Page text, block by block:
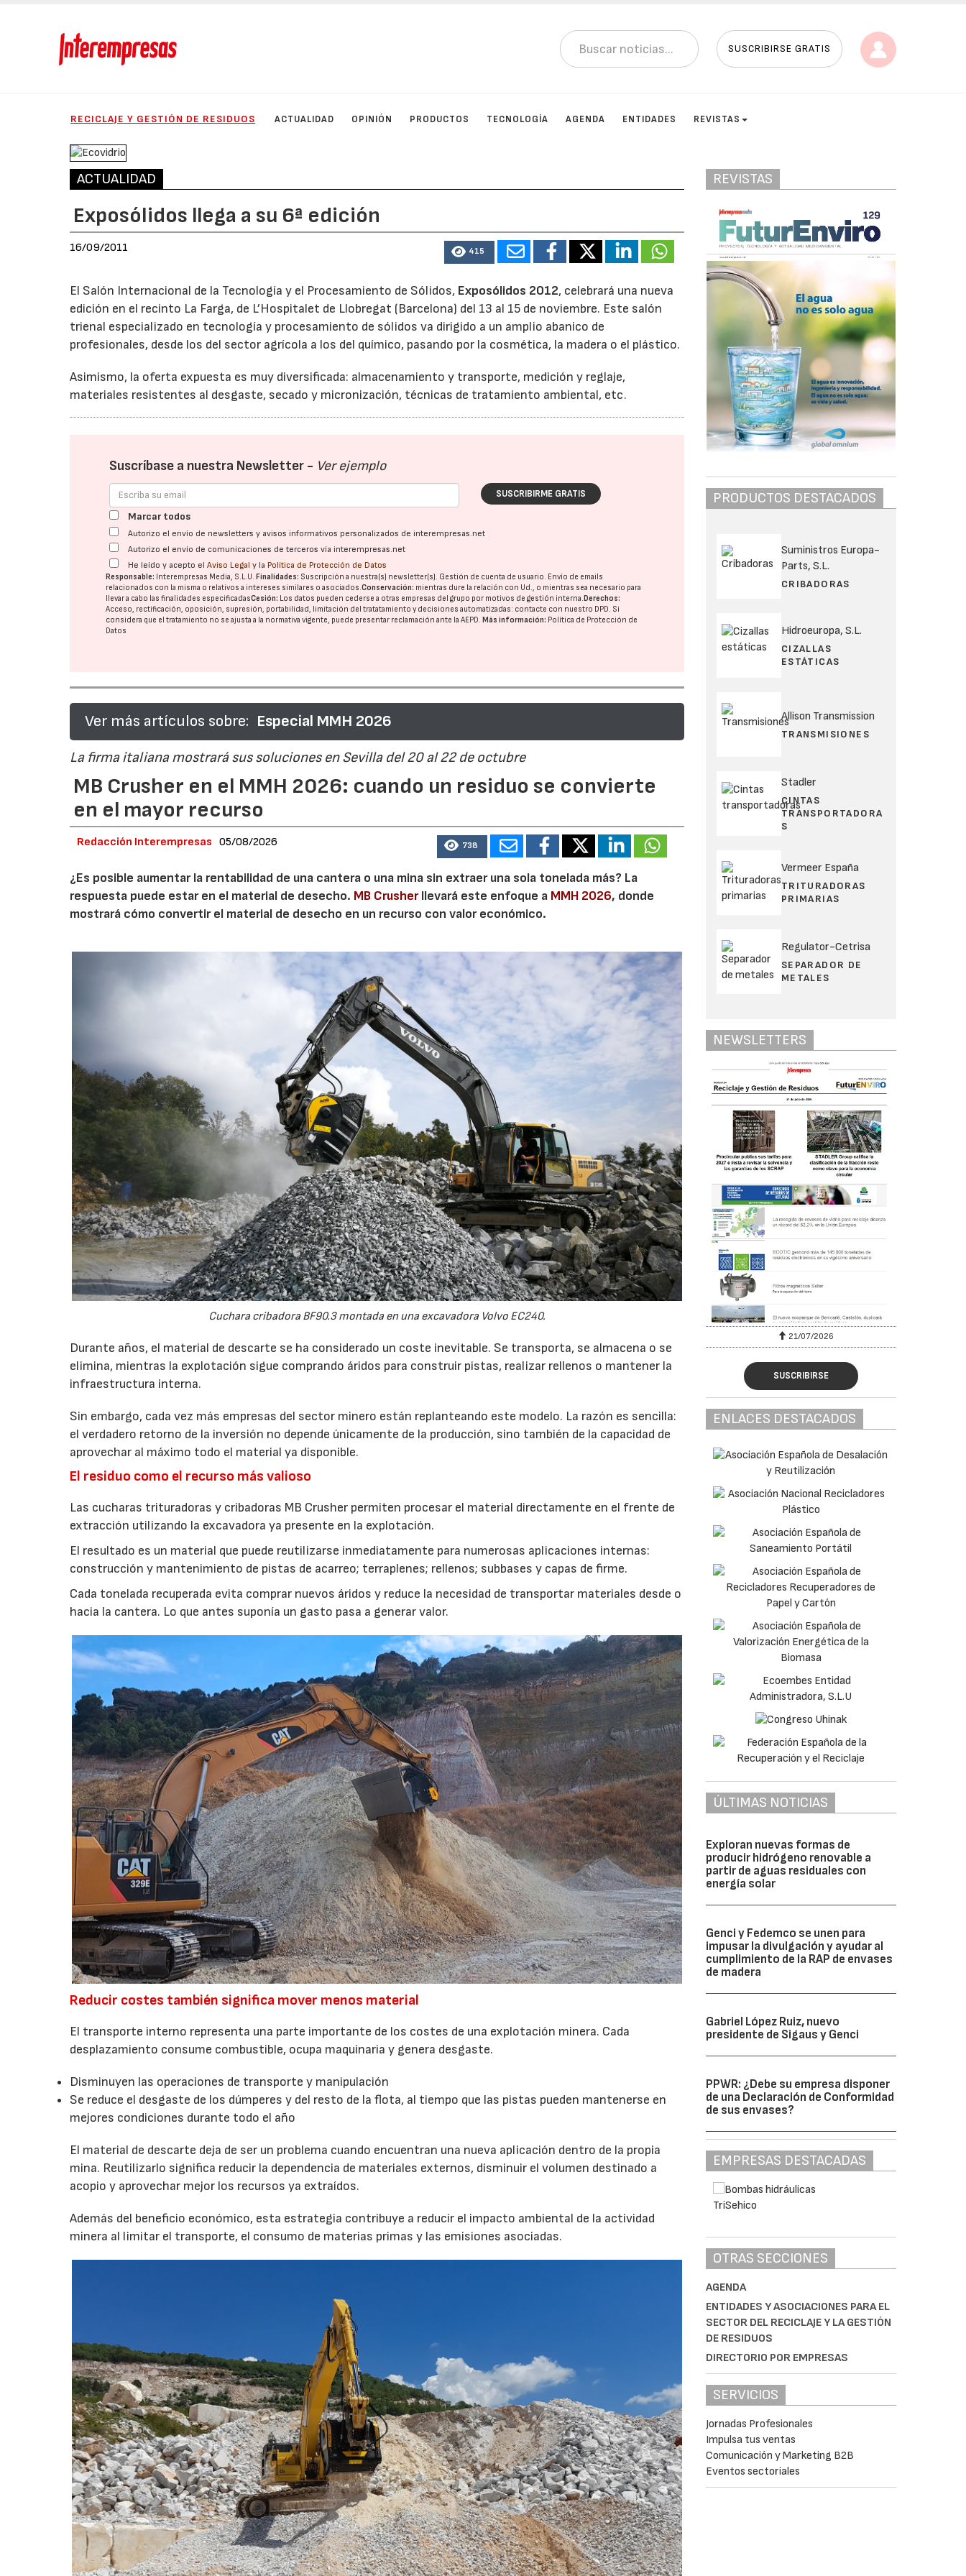
SUSCRIBIRSE GRATIS
RECICLAJE Y GESTIÓN DE RESIDUOS ACTUALIDAD OPINIÓN PRODUCTOS TECNOLOGÍA AGENDA ENTIDADES REVISTAS
ACTUALIDAD
Exposólidos llega a su 6ª edición
16/09/2011 415
El Salón Internacional de la Tecnología y el Procesamiento de Sólidos, Exposólidos 2012, celebrará una nueva
edición en el recinto La Farga, de L’Hospitalet de Llobregat (Barcelona) del 13 al 15 de noviembre. Este salón
trienal especializado en tecnología y procesamiento de sólidos va dirigido a un amplio abanico de
profesionales, desde los del sector agrícola a los del químico, pasando por la cosmética, la madera o el plástico.
Asimismo, la oferta expuesta es muy diversificada: almacenamiento y transporte, medición y reglaje,
materiales resistentes al desgaste, secado y micronización, técnicas de tratamiento ambiental, etc.
Suscríbase a nuestra Newsletter - Ver ejemplo
SUSCRIBIRME GRATIS
Marcar todos
Autorizo el envío de newsletters y avisos informativos personalizados de interempresas.net
Autorizo el envío de comunicaciones de terceros vía interempresas.net
He leído y acepto elAviso Legal y la Política de Protección de Datos
Responsable: Interempresas Media, S.L.U.Finalidades: Suscripción a nuestra(s) newsletter(s). Gestión de cuenta de usuario. Envío de emails
relacionados con la misma o relativos a intereses similares o asociados.Conservación: mientras dure la relación con Ud., o mientras sea necesario para
llevar a cabo las finalidades especificadasCesión: Los datos pueden cederse a otras empresas del grupo por motivos de gestión interna.Derechos:
Acceso, rectificación, oposición, supresión, portabilidad, limitación del tratatamiento y decisiones automatizadas: contacte con nuestro DPD. Si
considera que el tratamiento no se ajusta a la normativa vigente, puede presentar reclamación ante laAEPD.Más información: Política de Protección de
Datos
Ver más artículos sobre: Especial MMH 2026
La firma italiana mostrará sus soluciones en Sevilla del 20 al 22 de octubre
MB Crusher en el MMH 2026: cuando un residuo se convierte
en el mayor recurso
Redacción Interempresas 05/08/2026 738
¿Es posible aumentar la rentabilidad de una cantera o una mina sin extraer una sola tonelada más? La
respuesta puede estar en el material de desecho. MB Crusherllevará este enfoque a MMH 2026, donde
mostrará cómo convertir el material de desecho en un recurso con valor económico.
Cuchara cribadora BF90.3 montada en una excavadora Volvo EC240.
Durante años, el material de descarte se ha considerado un coste inevitable. Se transporta, se almacena o se
elimina, mientras la explotación sigue comprando áridos para construir pistas, realizar rellenos o mantener la
infraestructura interna.
Sin embargo, cada vez más empresas del sector minero están replanteando este modelo. La razón es sencilla:
el verdadero retorno de la inversión no depende únicamente de la producción, sino también de la capacidad de
aprovechar al máximo todo el material ya disponible.
El residuo como el recurso más valioso
Las cucharas trituradoras y cribadoras MB Crusher permiten procesar el material directamente en el frente de
extracción utilizando la excavadora ya presente en la explotación.
El resultado es un material que puede reutilizarse inmediatamente para numerosas aplicaciones internas:
construcción y mantenimiento de pistas de acarreo; terraplenes; rellenos; subbases y capas de firme.
Cada tonelada recuperada evita comprar nuevos áridos y reduce la necesidad de transportar materiales desde o
hacia la cantera. Lo que antes suponía un gasto pasa a generar valor.
Reducir costes también significa mover menos material
El transporte interno representa una parte importante de los costes de una explotación minera. Cada
desplazamiento consume combustible, ocupa maquinaria y genera desgaste.
Disminuyen las operaciones de transporte y manipulación
Se reduce el desgaste de los dúmperes y del resto de la flota, al tiempo que las pistas pueden mantenerse en
mejores condiciones durante todo el año
El material de descarte deja de ser un problema cuando encuentran una nueva aplicación dentro de la propia
mina. Reutilizarlo significa reducir la dependencia de materiales externos, disminuir el volumen destinado a
acopio y aprovechar mejor los recursos ya extraídos.
Además del beneficio económico, esta estrategia contribuye a reducir el impacto ambiental de la actividad
minera al limitar el transporte, el consumo de materias primas y las emisiones asociadas.
REVISTAS
PRODUCTOS DESTACADOS
Suministros Europa-
Parts, S.L.
CRIBADORAS
Hidroeuropa, S.L.
CIZALLAS
ESTÁTICAS
Allison Transmission
TRANSMISIONES
Stadler
CINTAS
TRANSPORTADORA
S
Vermeer España
TRITURADORAS
PRIMARIAS
Regulator-Cetrisa
SEPARADOR DE
METALES
NEWSLETTERS
21/07/2026
SUSCRIBIRSE
ENLACES DESTACADOS
ÚLTIMAS NOTICIAS
Exploran nuevas formas de
producir hidrógeno renovable a
partir de aguas residuales con
energía solar
Genci y Fedemco se unen para
impusar la divulgación y ayudar al
cumplimiento de la RAP de envases
de madera
Gabriel López Ruiz, nuevo
presidente de Sigaus y Genci
PPWR: ¿Debe su empresa disponer
de una Declaración de Conformidad
de sus envases?
EMPRESAS DESTACADAS
OTRAS SECCIONES
AGENDA
ENTIDADES Y ASOCIACIONES PARA EL
SECTOR DEL RECICLAJE Y LA GESTIÓN
DE RESIDUOS
DIRECTORIO POR EMPRESAS
SERVICIOS
Jornadas Profesionales
Impulsa tus ventas
Comunicación y Marketing B2B
Eventos sectoriales